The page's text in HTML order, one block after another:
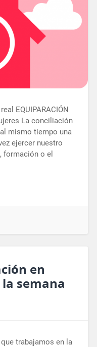
EQUIPARACIÓN
La conciliación
mismo tiempo una
ejercer nuestro
formación o el
en
la semana
trabajamos en la